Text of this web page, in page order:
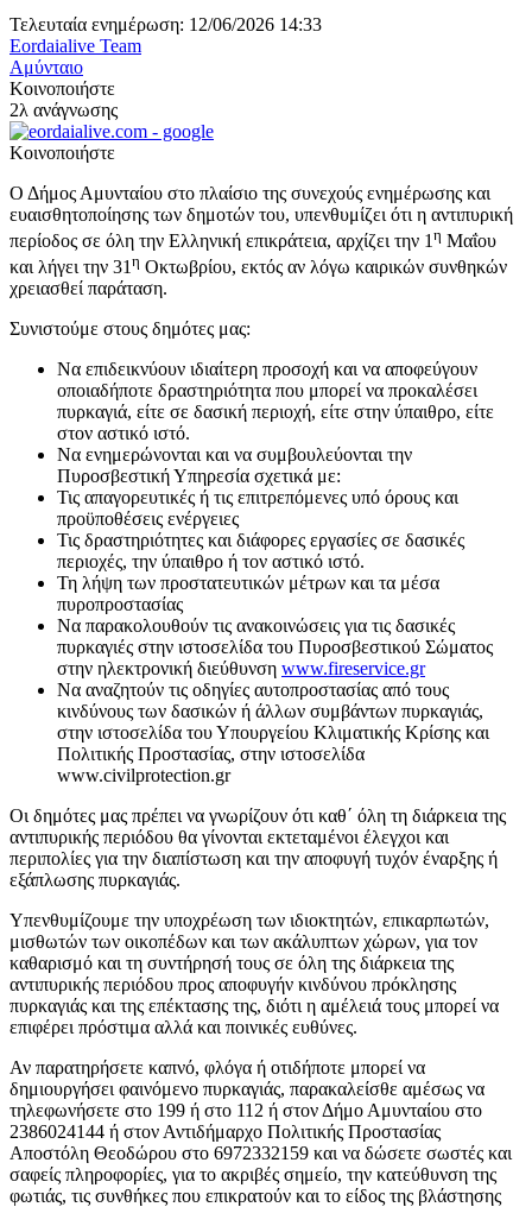
Τελευταία ενημέρωση: 12/06/2026 14:33
Eordaialive Team
Αμύνταιο
Κοινοποιήστε
2λ ανάγνωσης
Κοινοποιήστε
Ο Δήμος Αμυνταίου στο πλαίσιο της συνεχούς ενημέρωσης και
ευαισθητοποίησης των δημοτών του, υπενθυμίζει ότι η αντιπυρική
περίοδος σε όλη την Ελληνική επικράτεια, αρχίζει την 1 η Μαΐου
και λήγει την 31 η Οκτωβρίου, εκτός αν λόγω καιρικών συνθηκών
χρειασθεί παράταση.
Συνιστούμε στους δημότες μας:
Να επιδεικνύουν ιδιαίτερη προσοχή και να αποφεύγουν
οποιαδήποτε δραστηριότητα που μπορεί να προκαλέσει
πυρκαγιά, είτε σε δασική περιοχή, είτε στην ύπαιθρο, είτε
στον αστικό ιστό.
Να ενημερώνονται και να συμβουλεύονται την
Πυροσβεστική Υπηρεσία σχετικά με:
Τις απαγορευτικές ή τις επιτρεπόμενες υπό όρους και
προϋποθέσεις ενέργειες
Τις δραστηριότητες και διάφορες εργασίες σε δασικές
περιοχές, την ύπαιθρο ή τον αστικό ιστό.
Τη λήψη των προστατευτικών μέτρων και τα μέσα
πυροπροστασίας
Να παρακολουθούν τις ανακοινώσεις για τις δασικές
πυρκαγιές στην ιστοσελίδα του Πυροσβεστικού Σώματος
στην ηλεκτρονική διεύθυνση www.fireservice.gr
Να αναζητούν τις οδηγίες αυτοπροστασίας από τους
κινδύνους των δασικών ή άλλων συμβάντων πυρκαγιάς,
στην ιστοσελίδα του Υπουργείου Κλιματικής Κρίσης και
Πολιτικής Προστασίας, στην ιστοσελίδα
www.civilprotection.gr
Οι δημότες μας πρέπει να γνωρίζουν ότι καθ΄ όλη τη διάρκεια της
αντιπυρικής περιόδου θα γίνονται εκτεταμένοι έλεγχοι και
περιπολίες για την διαπίστωση και την αποφυγή τυχόν έναρξης ή
εξάπλωσης πυρκαγιάς.
Υπενθυμίζουμε την υποχρέωση των ιδιοκτητών, επικαρπωτών,
μισθωτών των οικοπέδων και των ακάλυπτων χώρων, για τον
καθαρισμό και τη συντήρησή τους σε όλη της διάρκεια της
αντιπυρικής περιόδου προς αποφυγήν κινδύνου πρόκλησης
πυρκαγιάς και της επέκτασης της, διότι η αμέλειά τους μπορεί να
επιφέρει πρόστιμα αλλά και ποινικές ευθύνες.
Αν παρατηρήσετε καπνό, φλόγα ή οτιδήποτε μπορεί να
δημιουργήσει φαινόμενο πυρκαγιάς, παρακαλείσθε αμέσως να
τηλεφωνήσετε στο 199 ή στο 112 ή στον Δήμο Αμυνταίου στο
2386024144 ή στον Αντιδήμαρχο Πολιτικής Προστασίας
Αποστόλη Θεοδώρου στο 6972332159 και να δώσετε σωστές και
σαφείς πληροφορίες, για το ακριβές σημείο, την κατεύθυνση της
φωτιάς, τις συνθήκες που επικρατούν και το είδος της βλάστησης